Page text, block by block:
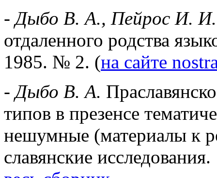
-Дыбо В. А., Пейрос И. И.
отдаленного родства
1985. № 2. (на сайте
- Дыбо В. А.
типов в презенсе
нешумные (материалы к
славянские